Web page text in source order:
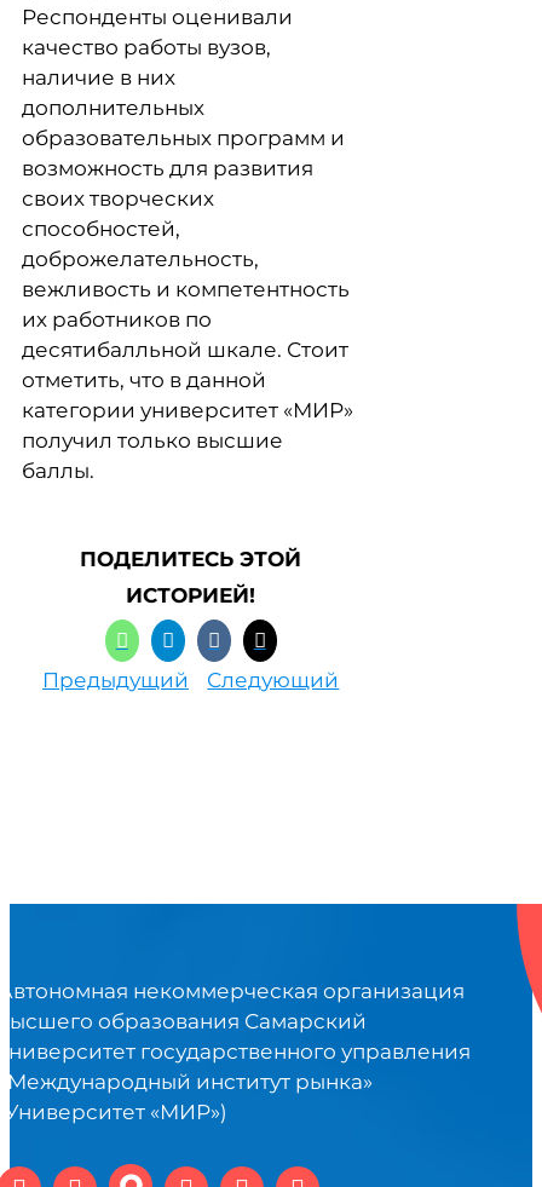
Респонденты оценивали
качество работы вузов,
наличие в них
дополнительных
образовательных программ и
возможность для развития
своих творческих
способностей,
доброжелательность,
вежливость и компетентность
их работников по
десятибалльной шкале. Стоит
отметить, что в данной
категории университет «МИР»
получил только высшие
баллы.
ПОДЕЛИТЕСЬ ЭТОЙ
ИСТОРИЕЙ!
Предыдущий Следующий
некоммерческая организация
образования Самарский
государственного управления
институт рынка»
«МИР»)